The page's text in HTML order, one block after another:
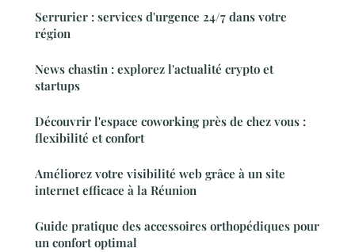
Serrurier : services d'urgence 24/7 dans votre
région
News chastin : explorez l'actualité crypto et
startups
Découvrir l'espace coworking près de chez vous :
flexibilité et confort
Améliorez votre visibilité web grâce à un site
internet efficace à la Réunion
Guide pratique des accessoires orthopédiques pour
un confort optimal